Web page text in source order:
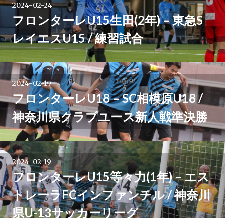
2024-02-24
フロンターレU15生田(2年) – 東急S
レイエスU15 / 練習試合
2024-02-19
フロンターレU18 – SC相模原U18 /
神奈川県クラブユース新人戦準決勝
2024-02-19
フロンターレU15等々力(1年) – エス
トレーラFCインファンチル / 神奈川
県U-13サッカーリーグ